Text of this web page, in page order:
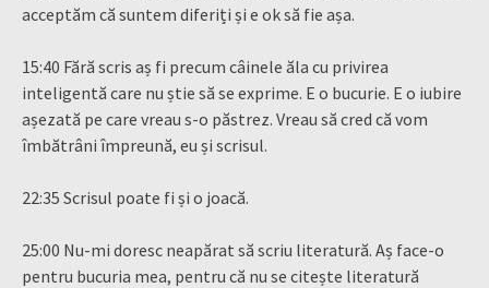
acceptăm că suntem diferiți și e ok să fie așa.
15:40 Fără scris aș fi precum câinele ăla cu privirea
inteligentă care nu știe să se exprime. E o bucurie. E o iubire
așezată pe care vreau s-o păstrez. Vreau să cred că vom
îmbătrâni împreună, eu și scrisul.
22:35 Scrisul poate fi și o joacă.
25:00 Nu-mi doresc neapărat să scriu literatură. Aș face-o
pentru bucuria mea, pentru că nu se citește literatură